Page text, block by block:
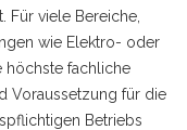
. Für viele Bereiche,
wie Elektro- oder
höchste fachliche
Voraussetzung für die
Betriebs